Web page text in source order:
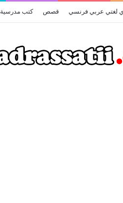
لغتي عربي فرنسي قصص كتب مدرسية